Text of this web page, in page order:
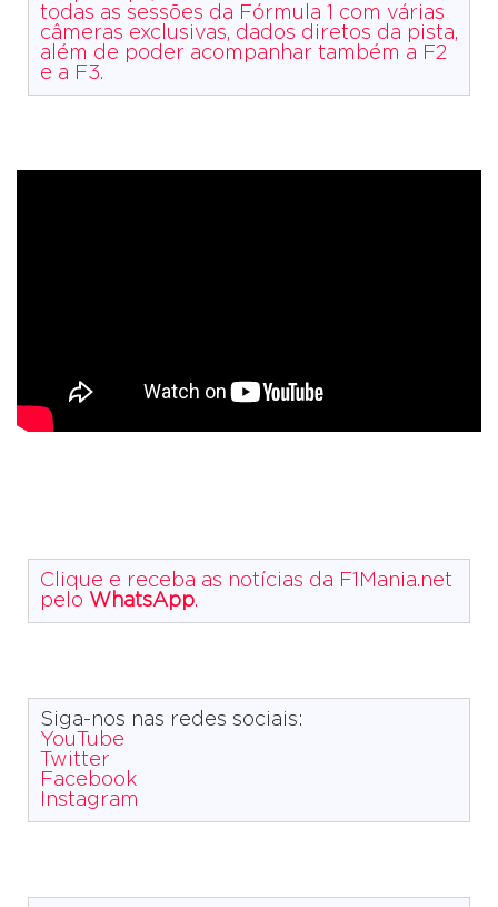
todas as sessões da Fórmula 1 com várias
câmeras exclusivas, dados diretos da pista,
além de poder acompanhar também a F2
e a F3.
Clique e receba as notícias da F1Mania.net
pelo WhatsApp.
Siga-nos nas redes sociais:
YouTube
Twitter
Facebook
Instagram